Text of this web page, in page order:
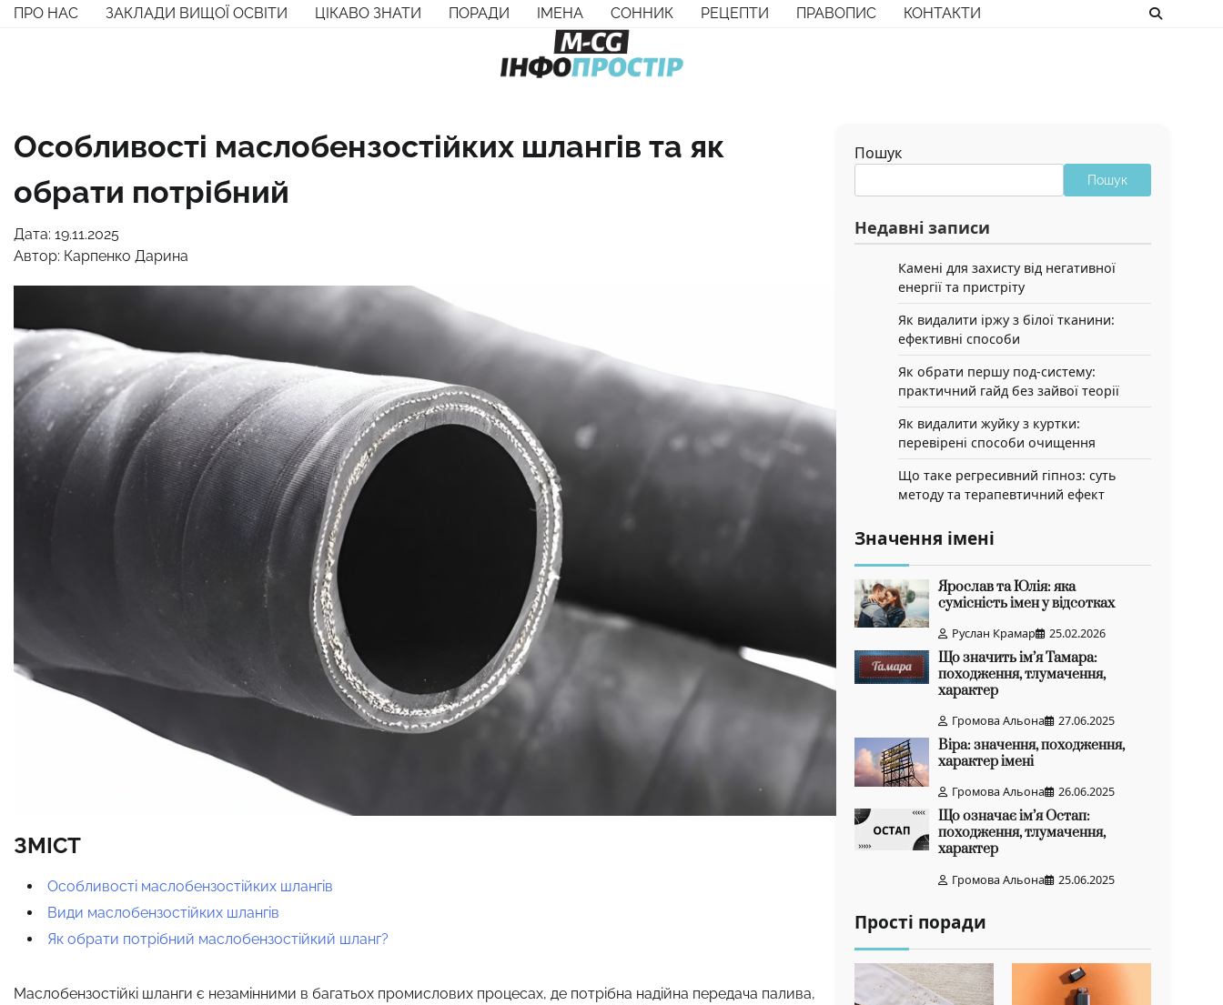
Перейти
ПРО НАС ЗАКЛАДИ ВИЩОЇ ОСВІТИ ЦІКАВО ЗНАТИ ПОРАДИ ІМЕНА СОННИК РЕЦЕПТИ ПРАВОПИС КОНТАКТИ
Особливості маслобензостійких шлангів та як
обрати потрібний
Дата: 19.11.2025
Автор: Карпенко Дарина
ЗМІСТ
Особливості маслобензостійких шлангів
Види маслобензостійких шлангів
Як обрати потрібний маслобензостійкий шланг?
Маслобензостійкі шланги є незамінними в багатьох промислових процесах, де потрібна надійна передача палива,
Пошук
Пошук
Недавні записи
Камені для захисту від негативної
енергії та пристріту
Як видалити іржу з білої тканини:
ефективні способи
Як обрати першу под-систему:
практичний гайд без зайвої теорії
Як видалити жуйку з куртки:
перевірені способи очищення
Що таке регресивний гіпноз: суть
методу та терапевтичний ефект
Значення імені
Ярослав та Юлія: яка
сумісність імен у відсотках
Руслан Крамар 25.02.2026
Що значить ім’я Тамара:
походження, тлумачення,
характер
Громова Альона 27.06.2025
Віра: значення, походження,
характер імені
Громова Альона 26.06.2025
Що означає ім’я Остап:
походження, тлумачення,
характер
Громова Альона 25.06.2025
Прості поради